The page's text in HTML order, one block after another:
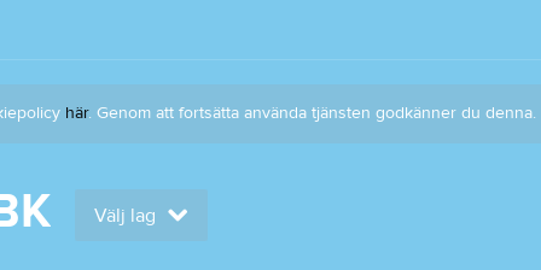
här. Genom att fortsätta använda tjänsten godkänner du denna.
Välj lag